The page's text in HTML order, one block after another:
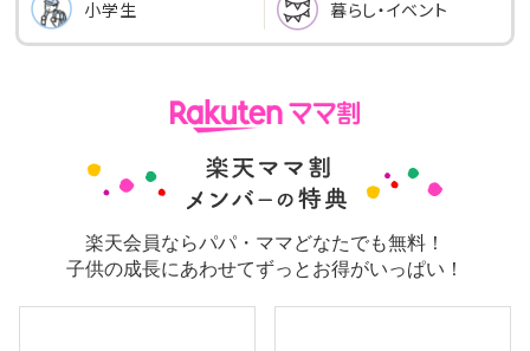
小学生 暮らし・イベント
楽天会員ならパパ・ママどなたでも無料！
子供の成長にあわせてずっとお得がいっぱい！